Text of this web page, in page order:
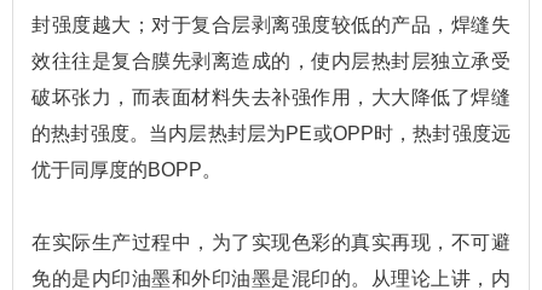
封强度越大；对于复合层剥离强度较低的产品，焊缝失
效往往是复合膜先剥离造成的，使内层热封层独立承受
破坏张力，而表面材料失去补强作用，大大降低了焊缝
的热封强度。当内层热封层为PE或OPP时，热封强度远
优于同厚度的BOPP。
在实际生产过程中，为了实现色彩的真实再现，不可避
免的是内印油墨和外印油墨是混印的。从理论上讲，内